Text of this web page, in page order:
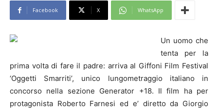
Facebook X WhatsApp
Un uomo che
tenta per la
prima volta di fare il padre: arriva al Giffoni Film Festival
‘Oggetti Smarriti’, unico lungometraggio italiano in
concorso nella sezione Generator +18. Il film ha per
protagonista Roberto Farnesi ed e’ diretto da Giorgio